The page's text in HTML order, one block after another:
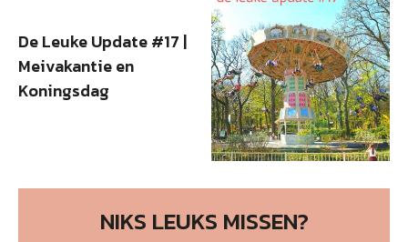
De Leuke Update #17 |
Meivakantie en
Koningsdag
NIKS LEUKS MISSEN?